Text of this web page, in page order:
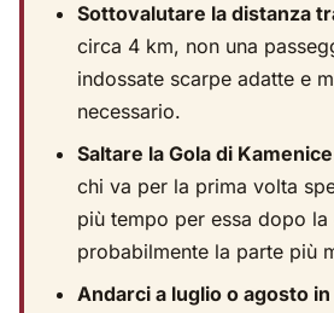
Sottovalutare la distanza
circa 4 km, non una
indossate scarpe adatte e
necessario.
Saltare la Gola di
chi va per la prima volta
più tempo per essa dopo la
probabilmente la parte più
Andarci a luglio o agosto